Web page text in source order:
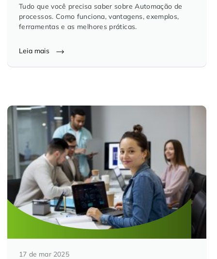
Tudo que você precisa saber sobre Automação de
processos. Como funciona, vantagens, exemplos,
ferramentas e as melhores práticas.
Leia mais
17 de mar 2025